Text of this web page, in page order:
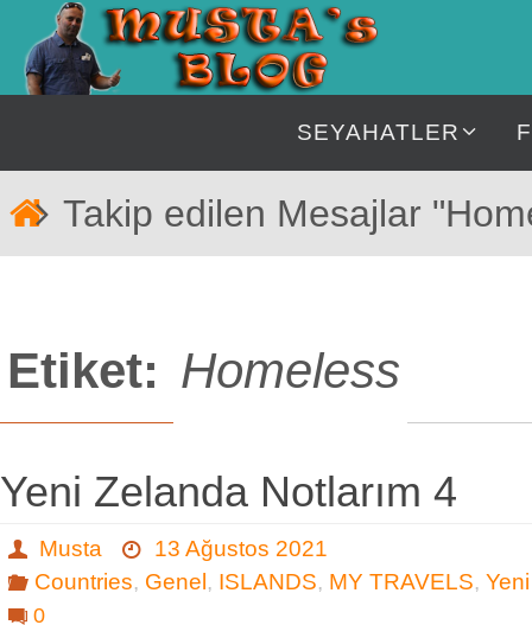
İçeriğe
geç
SEYAHATLER
Takip edilen Mesajlar
Etiket: Homeless
Yeni Zelanda Notlarım 4
Musta
13 Ağustos 2021
Countries, Genel , ISLANDS, MY TRAVELS,
0